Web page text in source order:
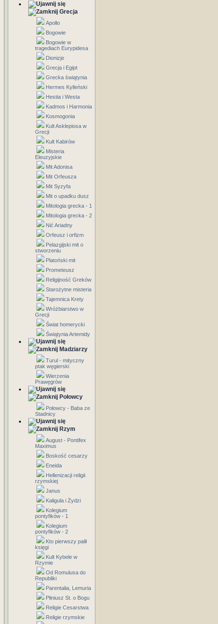
Grecja
Apollo
Bogowie
Bogowie w
tragediach Eurypidesa
Dionizje
Grecja i Egipt
Grecka świątynia
Hermes Kylleński
Hestia i Westa
Kadmos i Harmonia
Kosmogonia
Kult Asklepiosa w
Grecji
Kult Kabirów
Misteria
Eleuzyjskie
Mit Adonisa
Mit Orfeusza
Mit Syzyfa
Mit o upadku dusz
Mitologia grecka - 1
Mitologia grecka - 2
Nić Ariadny
Orfeusz i orfizm
Pelazgijski mit o
stworzeniu
Platoński mit
Prometeusz
Religijność Greków
Starożytne misteria
Tajemnica Krety
Wróżbiarstwo w
Grecji
Świat homerycki
Świątynia Artemidy
Madziarzy
Turul - mityczny
ptak węgierski
Wierzenia
Prawęgrów
Połowcy
Połowcy - Baba ze
Stadnicy
Rzym
August - Pontifex
Maximus
Boskość cesarzy
Eneida
Hellenizacji religii
rzymskiej
Janus
Kaligula i Żydzi
Kolegium
pontyfików - 1
Kolegium
pontyfików - 2
Kto pierwszy palił
księgi
Kult Kybele w
Rzymie
Od Romulusa do
Republiki
Parentalia, Lemuria
Pliniusz St. o Bogu
Religie Cesarstwa
Religie rzymskie